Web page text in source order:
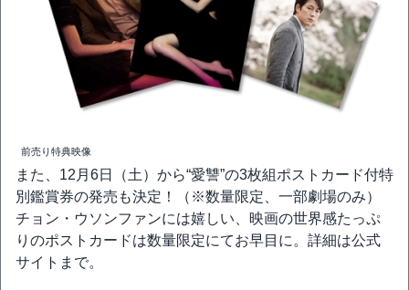
前売り特典映像
また、12月6日（土）から“愛讐”の3枚組ポストカード付特
別鑑賞券の発売も決定！（※数量限定、一部劇場のみ）
チョン・ウソンファンには嬉しい、映画の世界感たっぷ
りのポストカードは数量限定にてお早目に。詳細は公式
サイトまで。